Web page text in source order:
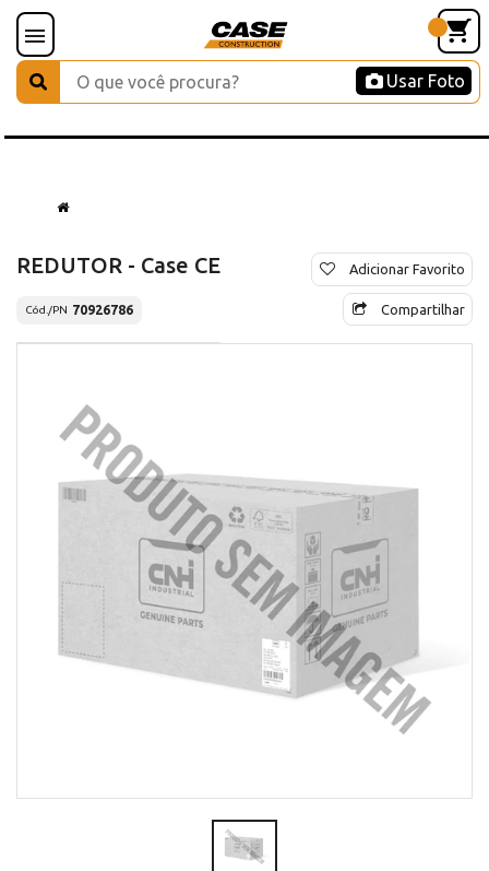
Usar Foto
REDUTOR - Case CE
Cód./PN 70926786
Adicionar Favorito
Compartilhar